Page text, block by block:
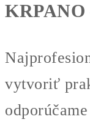
KRPANO
vytvoriť